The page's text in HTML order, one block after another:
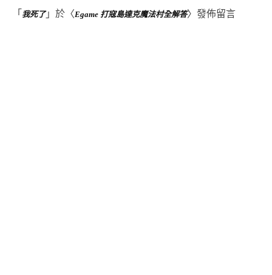
「 我死了」於〈Egame 打寇島達克魔法村全解答〉發佈留言